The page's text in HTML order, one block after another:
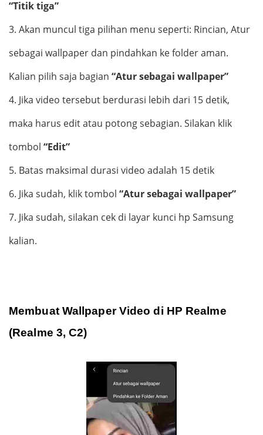
“Titik tiga”
3. Akan muncul tiga pilihan menu seperti: Rincian, Atur
sebagai wallpaper dan pindahkan ke folder aman.
Kalian pilih saja bagian “Atur sebagai wallpaper”
4. Jika video tersebut berdurasi lebih dari 15 detik,
maka harus edit atau potong sebagian. Silakan klik
tombol “Edit”
5. Batas maksimal durasi video adalah 15 detik
6. Jika sudah, klik tombol “Atur sebagai wallpaper”
7. Jika sudah, silakan cek di layar kunci hp Samsung
kalian.
Membuat Wallpaper Video di HP Realme
(Realme 3, C2)